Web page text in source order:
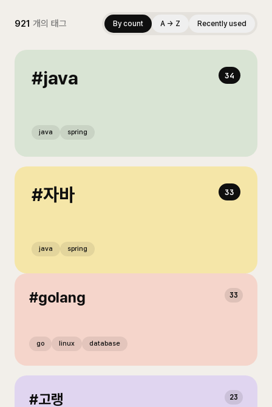
921 개의 태그 By count A → Z Recently used
#java 34
java spring
#자바 33
java spring
#golang 33
go linux database
#고랭 23